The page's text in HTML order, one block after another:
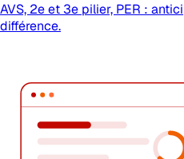
AVS, 2e et 3e pilier, PER :
différence.